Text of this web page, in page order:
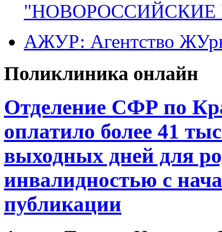
"НОВОРОССИЙСКИЕ
АЖУР: Агентство
Поликлиника онлайн
Отделение СФР по
оплатило более 41
выходных дней для
инвалидностью с
публикации